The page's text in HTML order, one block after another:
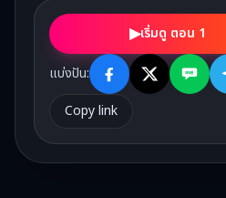
▶เริ่มดู ตอน 1
แบ่งปัน:
Copy link